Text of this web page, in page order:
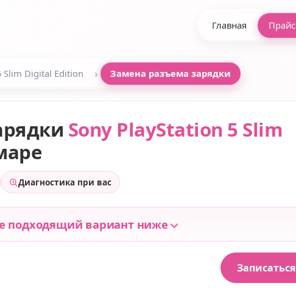
Главная Прайс
Slim Digital Edition › Замена разъема зарядки
Sony PlayStation 5 Slim
Диагностика при вас
подходящий вариант ниже
Записаться